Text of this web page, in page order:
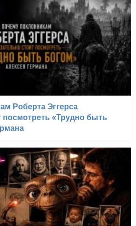
Роберта Эггерса
посмотреть «Трудно быть